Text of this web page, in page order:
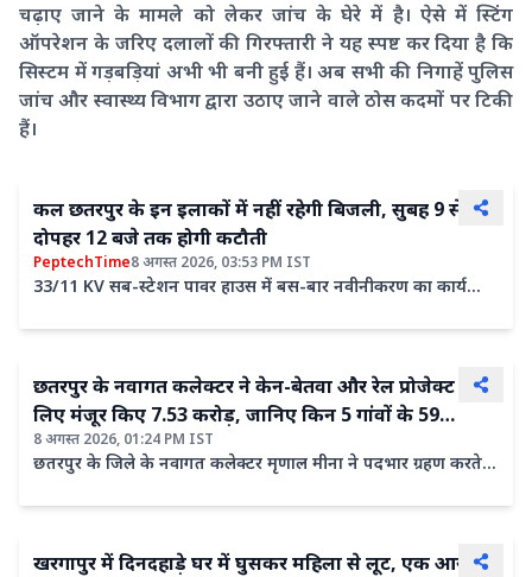
चढ़ाए जाने के मामले को लेकर जांच के घेरे में है। ऐसे में स्टिंग
ऑपरेशन के जरिए दलालों की गिरफ्तारी ने यह स्पष्ट कर दिया है कि
सिस्टम में गड़बड़ियां अभी भी बनी हुई हैं। अब सभी की निगाहें पुलिस
जांच और स्वास्थ्य विभाग द्वारा उठाए जाने वाले ठोस कदमों पर टिकी
हैं।
कल छतरपुर के इन इलाकों में नहीं रहेगी बिजली, सुबह 9 से
दोपहर 12 बजे तक होगी कटौती
PeptechTime8 अगस्त 2026, 03:53 PM IST
33/11 KV सब-स्टेशन पावर हाउस में बस-बार नवीनीकरण का कार्य
छतरपुर के नवागत कलेक्टर ने केन-बेतवा और रेल प्रोजेक्ट के
लिए मंजूर किए 7.53 करोड़, जानिए किन 5 गांवों के 59
प्रभावितों के खाते में आएंगे करोड़ों रुपये
8 अगस्त 2026, 01:24 PM IST
छतरपुर के जिले के नवागत कलेक्टर मृणाल मीना ने पदभार ग्रहण करते
बड़ा
खरगापुर में दिनदहाड़े घर में घुसकर महिला से लूट, एक आरोपी